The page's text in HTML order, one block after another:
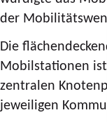
der
Die
Mobilstationen
zentralen
jeweiligen